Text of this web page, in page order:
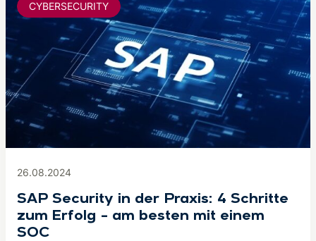
26.08.2024
SAP Security in der Praxis: 4 Schritte
zum Erfolg – am besten mit einem
SOC
CYBERSECURITY